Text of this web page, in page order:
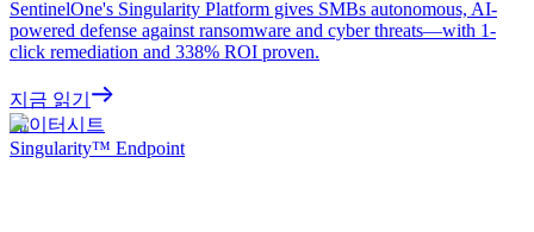
SentinelOne's Singularity Platform gives SMBs autonomous, AI-
powered defense against ransomware and cyber threats—with 1-
click remediation and 338% ROI proven.
지금 읽기
데이터시트
Singularity™ Endpoint